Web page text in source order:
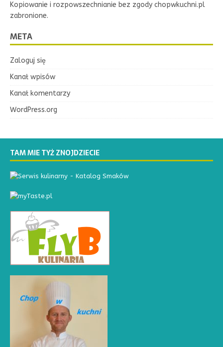
Kopiowanie i rozpowszechnianie bez zgody chopwkuchni.pl
zabronione.
META
Zaloguj się
Kanał wpisów
Kanał komentarzy
WordPress.org
TAM MIE TYŻ ZNOJDZIECIE